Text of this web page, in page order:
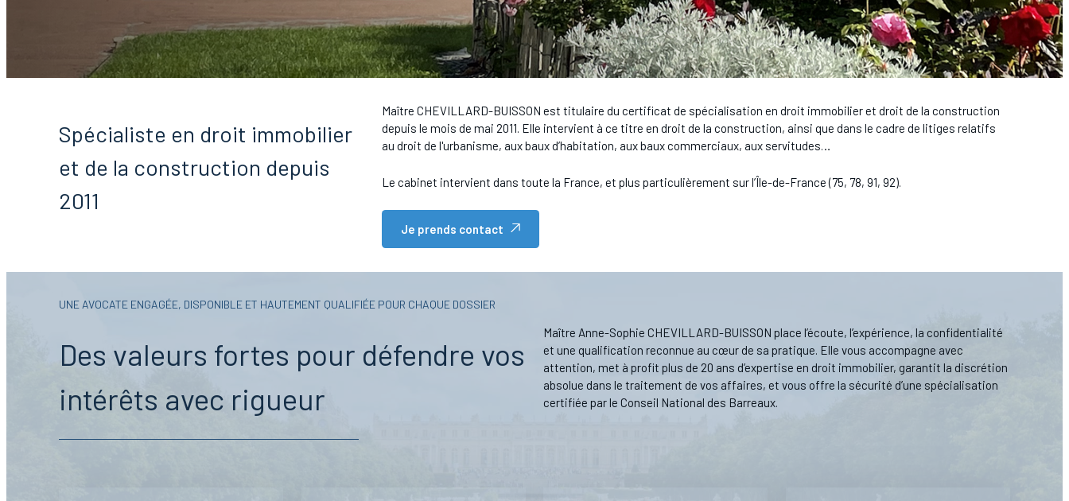
Spécialiste en droit immobilier
et de la construction depuis
2011
Maître CHEVILLARD-BUISSON est titulaire du certificat de spécialisation en droit immobilier et droit de la construction
depuis le mois de mai 2011. Elle intervient à ce titre en droit de la construction, ainsi que dans le cadre de litiges relatifs
au droit de l'urbanisme, aux baux d’habitation, aux baux commerciaux, aux servitudes…
Le cabinet intervient dans toute la France, et plus particulièrement sur l’Île-de-France (75, 78, 91, 92).
Je prends contact
UNE AVOCATE ENGAGÉE, DISPONIBLE ET HAUTEMENT QUALIFIÉE POUR CHAQUE DOSSIER
Des valeurs fortes pour défendre vos
intérêts avec rigueur
Maître Anne-Sophie CHEVILLARD-BUISSON place l’écoute, l’expérience, la confidentialité
et une qualification reconnue au cœur de sa pratique. Elle vous accompagne avec
attention, met à profit plus de 20 ans d’expertise en droit immobilier, garantit la discrétion
absolue dans le traitement de vos affaires, et vous offre la sécurité d’une spécialisation
certifiée par le Conseil National des Barreaux.